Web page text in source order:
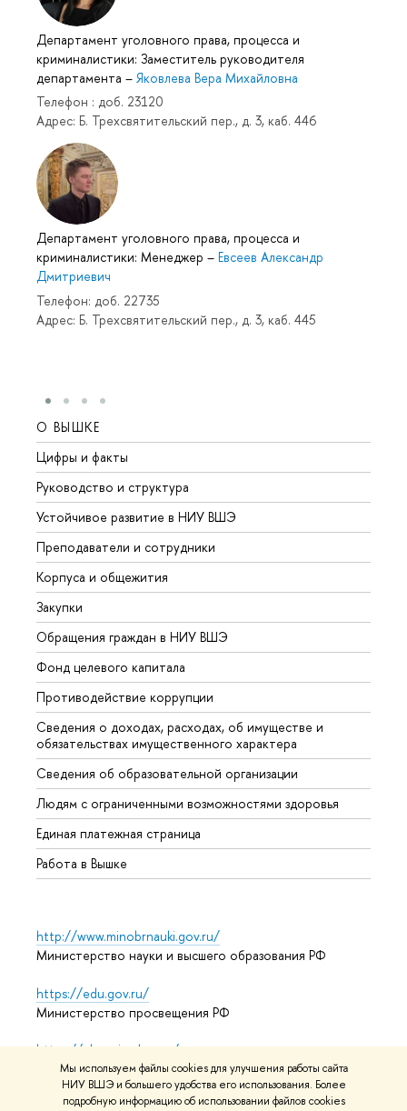
Мы используем файлы cookies для улучшения работы сайта
НИУ ВШЭ и большего удобства его использования. Более
подробную информацию об использовании файлов cookies
Департамент уголовного права, процесса и
криминалистики: Заместитель руководителя
департамента – Яковлева Вера Михайловна
Телефон : доб. 23120
Адрес: Б. Трехсвятительский пер., д. 3, каб. 446
Департамент уголовного права, процесса и
криминалистики: Менеджер – Евсеев Александр
Дмитриевич
Телефон: доб. 22735
Адрес: Б. Трехсвятительский пер., д. 3, каб. 445
О ВЫШКЕ
Цифры и факты
Руководство и структура
Устойчивое развитие в НИУ ВШЭ
Преподаватели и сотрудники
Корпуса и общежития
Закупки
Обращения граждан в НИУ ВШЭ
Фонд целевого капитала
Противодействие коррупции
Сведения о доходах, расходах, об имуществе и
обязательствах имущественного характера
Сведения об образовательной организации
Людям с ограниченными возможностями здоровья
Единая платежная страница
Работа в Вышке
http://www.minobrnauki.gov.ru/
Министерство науки и высшего образования РФ
https://edu.gov.ru/
Министерство просвещения РФ
https://elearning.hse.ru/mooc
Массовые открытые онлайн-курсы